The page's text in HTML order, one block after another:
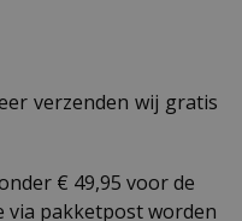
verzenden wij gratis
€ 49,95 voor de
via pakketpost worden